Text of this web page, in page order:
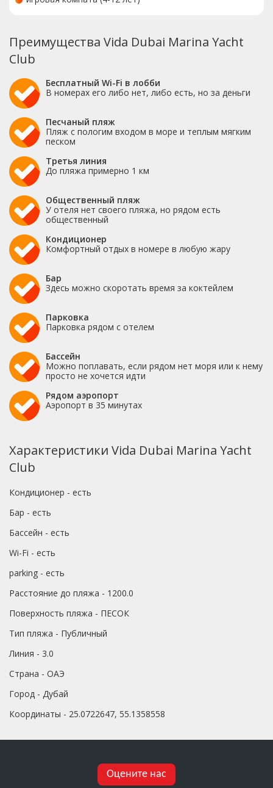
Преимущества Vida Dubai Marina Yacht
Club
Бесплатный Wi-Fi в лобби
В номерах его либо нет, либо есть, но за деньги
Песчаный пляж
Пляж с пологим входом в море и теплым мягким
песком
Третья линия
До пляжа примерно 1 км
Общественный пляж
У отеля нет своего пляжа, но рядом есть
общественный
Кондиционер
Комфортный отдых в номере в любую жару
Бар
Здесь можно скоротать время за коктейлем
Парковка
Парковка рядом с отелем
Бассейн
Можно поплавать, если рядом нет моря или к нему
просто не хочется идти
Рядом аэропорт
Аэропорт в 35 минутах
Характеристики Vida Dubai Marina Yacht
Club
Кондиционер - есть
Бар - есть
Бассейн - есть
Wi-Fi - есть
parking - есть
Расстояние до пляжа - 1200.0
Поверхность пляжа - ПЕСОК
Тип пляжа - Публичный
Линия - 3.0
Страна - ОАЭ
Город - Дубай
Координаты - 25.0722647, 55.1358558
Оцените нас